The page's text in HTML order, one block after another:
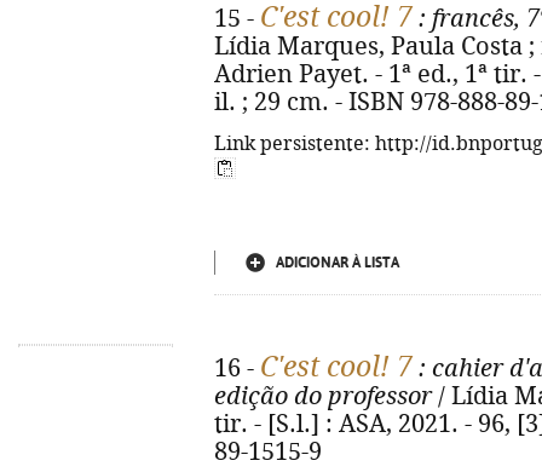
15 - C'est cool! 7 : francês,
Lídia Marques, Paula Costa
Adrien Payet. - 1ª ed., 1ª tir.
il. ; 29 cm. - ISBN 978-888-
Link persistente: http://
ADICIONAR À LISTA
16 - C'est cool! 7 : cahier
edição do professor/ Lídia
tir. - [S.l.] : ASA, 2021. - 96,
89-1515-9